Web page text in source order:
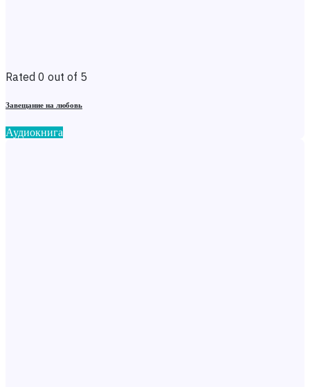
Rated 0 out of 5
Завещание на любовь
Аудиокнига